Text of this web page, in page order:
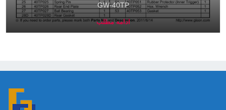
GW-40TP
ادامه مطلب